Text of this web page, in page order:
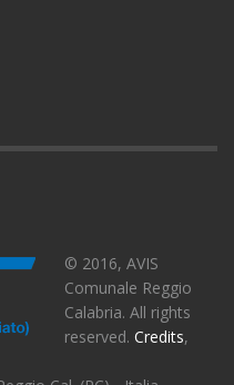
© 2016, AVIS
Comunale Reggio
Calabria. All rights
reserved. Credits,